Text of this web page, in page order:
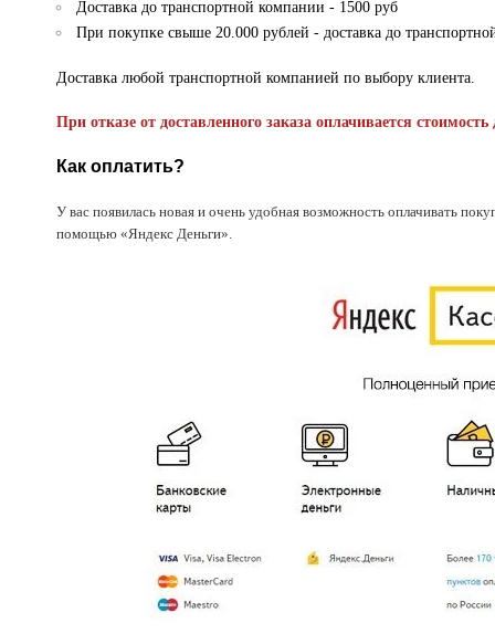
Доставка до транспортной компании - 1500 руб
При покупке свыше 20.000 рублей - доставка до
Доставка любой транспортной компанией по выбору клиента.
При отказе от доставленного заказа оплачивается стоимость
Как оплатить?
У вас появилась новая и очень удобная возможность оплачивать
помощью «Яндекс Деньги».